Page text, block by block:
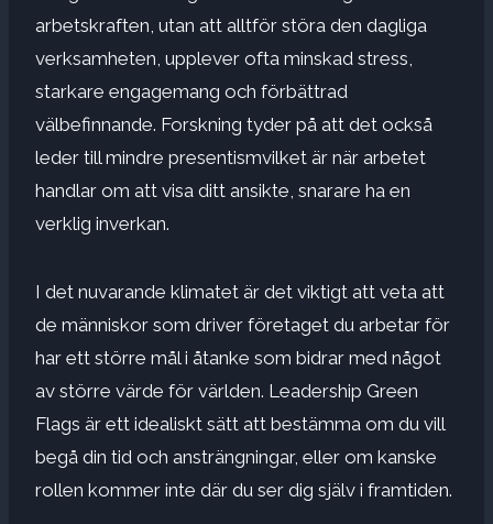
arbetskraften, utan att alltför störa den dagliga
verksamheten, upplever ofta minskad stress,
starkare engagemang och förbättrad
välbefinnande. Forskning tyder på att det också
leder till mindre presentismvilket är när arbetet
handlar om att visa ditt ansikte, snarare ha en
verklig inverkan.
I det nuvarande klimatet är det viktigt att veta att
de människor som driver företaget du arbetar för
har ett större mål i åtanke som bidrar med något
av större värde för världen. Leadership Green
Flags är ett idealiskt sätt att bestämma om du vill
begå din tid och ansträngningar, eller om kanske
rollen kommer inte där du ser dig själv i framtiden.